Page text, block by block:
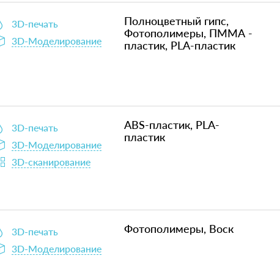
3D-печать
3D-Моделирование
Полноцветный гипс,
Фотополимеры, ПММА -
пластик, PLA-пластик
3D-печать
3D-Моделирование
3D-сканирование
ABS-пластик, PLA-
пластик
3D-печать
3D-Моделирование
Фотополимеры, Воск